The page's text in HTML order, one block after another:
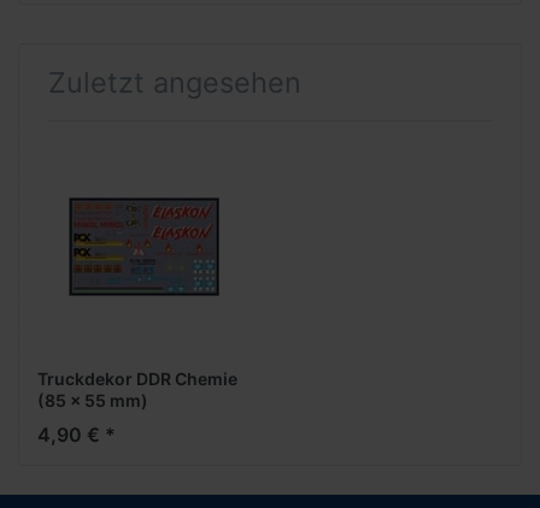
Zuletzt angesehen
Truckdekor DDR Chemie
(85 x 55 mm)
4,90 € *